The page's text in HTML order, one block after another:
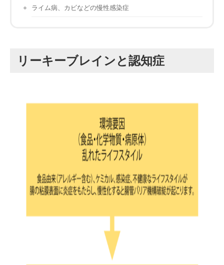
ライム病、カビなどの慢性感染症
リーキーブレインと認知症